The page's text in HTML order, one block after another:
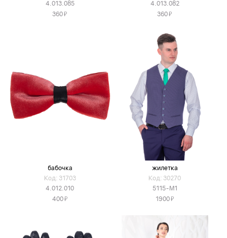
4.013.085
360Я
4.013.082
360Я
бабочка
Код: 31703
4.012.010
400Я
жилетка
Код: 30270
5115-М1
1900Я